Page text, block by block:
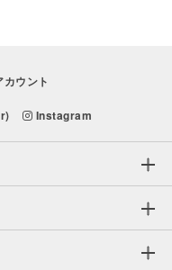
ウント
Instagram